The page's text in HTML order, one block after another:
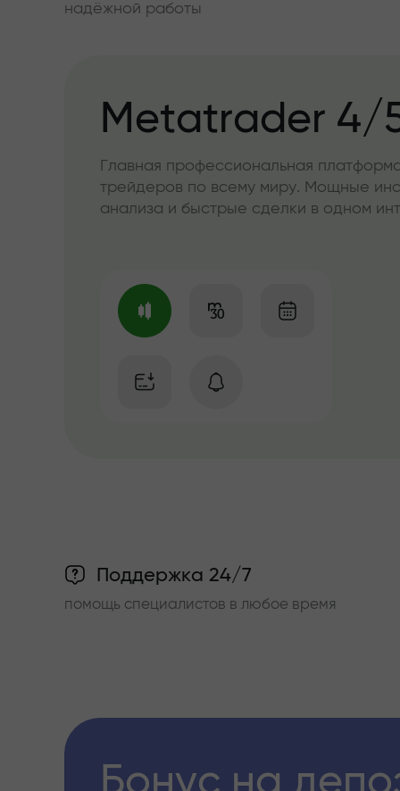
надёжной работы
Metatrader 4/
Главная профессиональная
трейдеров по всему миру. Мощные
анализа и быстрые сделки в одном
Поддержка 24/7
помощь специалистов в любое время
Бонус на